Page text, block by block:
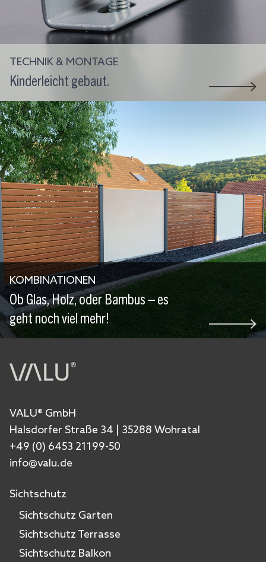
TECHNIK & MONTAGE
Kinderleicht gebaut.
KOMBINATIONEN
Ob Glas, Holz, oder Bambus – es
geht noch viel mehr!
VALU® GmbH
Halsdorfer Straße 34 | 35288 Wohratal
+49 (0) 6453 21199-50
info@valu.de
Sichtschutz
Sichtschutz Garten
Sichtschutz Terrasse
Sichtschutz Balkon